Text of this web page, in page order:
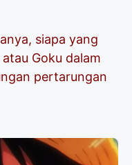
siapa yang
Goku dalam
pertarungan